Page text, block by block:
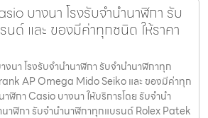
บางนา โรงรับจำนำนาฬิกา รับ
นด์ และ ของมีค่าทุกชนิด ให้ราคา
นา โรงรับจำนำนาฬิกา รับจำนำนาฬิกาทุก
AP Omega Mido Seiko และ ของมีค่าทุก
ฬิกา Casio บางนา ให้บริการโดย รับจํานํา
นาฬิกา รับจำนำนาฬิกาทุกแบรนด์ Rolex Patek